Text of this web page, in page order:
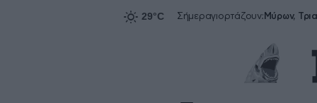
Σήμεραγιορτάζουν: